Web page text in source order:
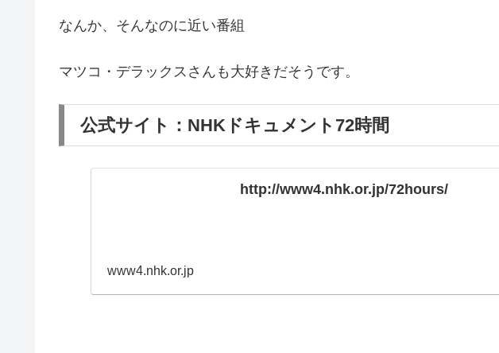
なんか、そんなのに近い番組
マツコ・デラックスさんも大好きだそうです。
公式サイト：NHKドキュメント72時間
http://www4.nhk.or.jp/72hours/
www4.nhk.or.jp